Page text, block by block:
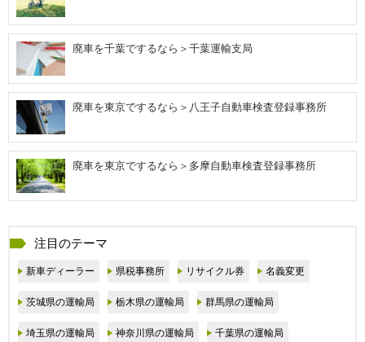
廃車を千葉でするなら＞千葉運輸支局
廃車を東京でするなら＞八王子自動車検査登録事務所
廃車を東京でするなら＞多摩自動車検査登録事務所
注目のテーマ
新車ディーラー 県税事務所 リサイクル券 名義変更
茨城県の運輸局 栃木県の運輸局 群馬県の運輸局
埼玉県の運輸局 神奈川県の運輸局 千葉県の運輸局